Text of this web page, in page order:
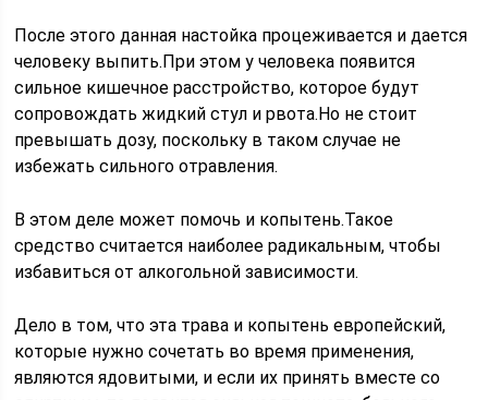
После этого данная настойка процеживается и дается
человеку выпить.При этом у человека появится
сильное кишечное расстройство, которое будут
сопровождать жидкий стул и рвота.Но не стоит
превышать дозу, поскольку в таком случае не
избежать сильного отравления.
В этом деле может помочь и копытень.Такое
средство считается наиболее радикальным, чтобы
избавиться от алкогольной зависимости.
Дело в том, что эта трава и копытень европейский,
которые нужно сочетать во время применения,
являются ядовитыми, и если их принять вместе со